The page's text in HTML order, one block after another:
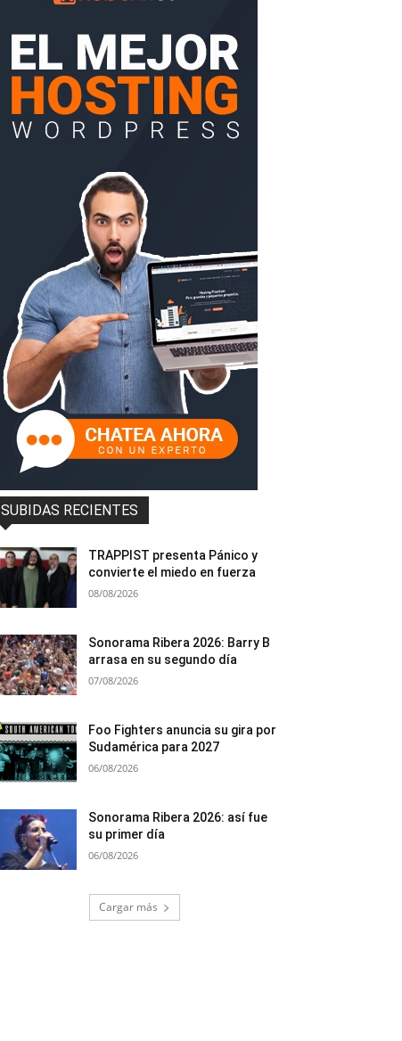
SUBIDAS RECIENTES
TRAPPIST presenta Pánico y
convierte el miedo en fuerza
08/08/2026
Sonorama Ribera 2026: Barry B
arrasa en su segundo día
07/08/2026
Foo Fighters anuncia su gira por
Sudamérica para 2027
06/08/2026
Sonorama Ribera 2026: así fue
su primer día
06/08/2026
Cargar más